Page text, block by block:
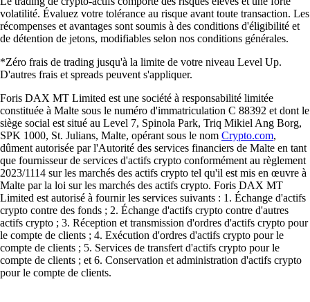
volatilité. Évaluez votre tolérance au risque avant toute transaction. Les
récompenses et avantages sont soumis à des conditions d'éligibilité et
de détention de jetons, modifiables selon nos conditions générales.
*Zéro frais de trading jusqu'à la limite de votre niveau Level Up.
D'autres frais et spreads peuvent s'appliquer.
Foris DAX MT Limited est une société à responsabilité limitée
constituée à Malte sous le numéro d'immatriculation C 88392 et dont le
siège social est situé au Level 7, Spinola Park, Triq Mikiel Ang Borg,
SPK 1000, St. Julians, Malte, opérant sous le nom Crypto.com,
dûment autorisée par l'Autorité des services financiers de Malte en tant
que fournisseur de services d'actifs crypto conformément au règlement
2023/1114 sur les marchés des actifs crypto tel qu'il est mis en œuvre à
Malte par la loi sur les marchés des actifs crypto. Foris DAX MT
Limited est autorisé à fournir les services suivants : 1. Échange d'actifs
crypto contre des fonds ; 2. Échange d'actifs crypto contre d'autres
actifs crypto ; 3. Réception et transmission d'ordres d'actifs crypto pour
le compte de clients ; 4. Exécution d'ordres d'actifs crypto pour le
compte de clients ; 5. Services de transfert d'actifs crypto pour le
compte de clients ; et 6. Conservation et administration d'actifs crypto
pour le compte de clients.